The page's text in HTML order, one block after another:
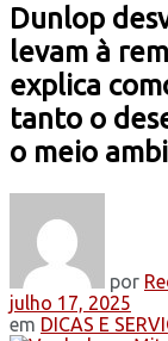
Dunlop
levam à
explica
tanto o
o meio
por
julho 17, 2025
em DICAS E